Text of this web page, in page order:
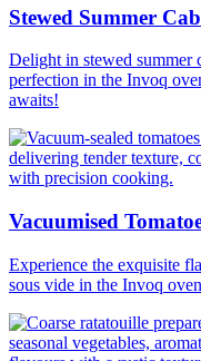
Stewed Summer
Delight in stewed summer
perfection in the Invoq
awaits!
Vacuumised
Experience the exquisite
sous vide in the Invoq